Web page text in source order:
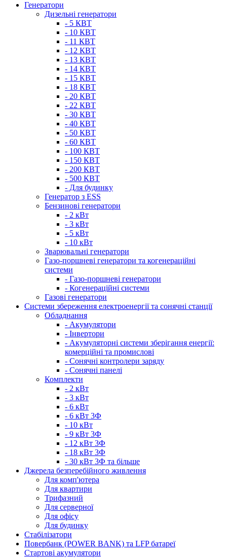
Генератори
Дизельні генератори
- 5 КВТ
- 10 КВТ
- 11 КВТ
- 12 КВТ
- 13 КВТ
- 14 КВТ
- 15 КВТ
- 18 КВТ
- 20 КВТ
- 22 КВТ
- 30 КВТ
- 40 КВТ
- 50 КВТ
- 60 КВТ
- 100 КВТ
- 150 КВТ
- 200 КВТ
- 500 КВТ
- Для будинку
Генератор з ESS
Бензинові генератори
- 2 кВт
- 3 кВт
- 5 кВт
- 10 кВт
Зварювальні генератори
Газо-поршневі генератори та когенераційні
системи
- Газо-поршневі генератори
- Когенераційні системи
Газові генератори
Системи збереження електроенергії та сонячні станції
Обладнання
- Акумулятори
- Інвертори
- Акумуляторні системи зберігання енергії:
комерційні та промислові
- Сонячні контролери заряду
- Сонячні панелі
Комплекти
- 2 кВт
- 3 кВт
- 6 кВт
- 6 кВт 3Ф
- 10 кВт
- 9 кВт 3Ф
- 12 кВт 3Ф
- 18 кВт 3Ф
- 30 кВт 3Ф та більше
Джерела безперебійного живлення
Для комп'ютера
Для квартири
Трифазний
Для серверної
Для офісу
Для будинку
Стабілізатори
Повербанк (POWER BANK) та LFP батареї
Стартові акумулятори